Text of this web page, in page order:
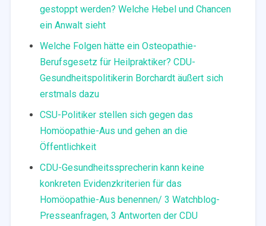
gestoppt werden? Welche Hebel und Chancen
ein Anwalt sieht
Welche Folgen hätte ein Osteopathie-
Berufsgesetz für Heilpraktiker? CDU-
Gesundheitspolitikerin Borchardt äußert sich
erstmals dazu
CSU-Politiker stellen sich gegen das
Homöopathie-Aus und gehen an die
Öffentlichkeit
CDU-Gesundheitssprecherin kann keine
konkreten Evidenzkriterien für das
Homöopathie-Aus benennen/ 3 Watchblog-
Presseanfragen, 3 Antworten der CDU